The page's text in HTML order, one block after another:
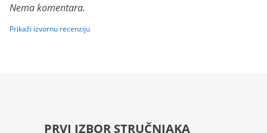
Nema komentara.
Prikaži izvornu recenziju
PRVI IZBOR STRUČNJAKA